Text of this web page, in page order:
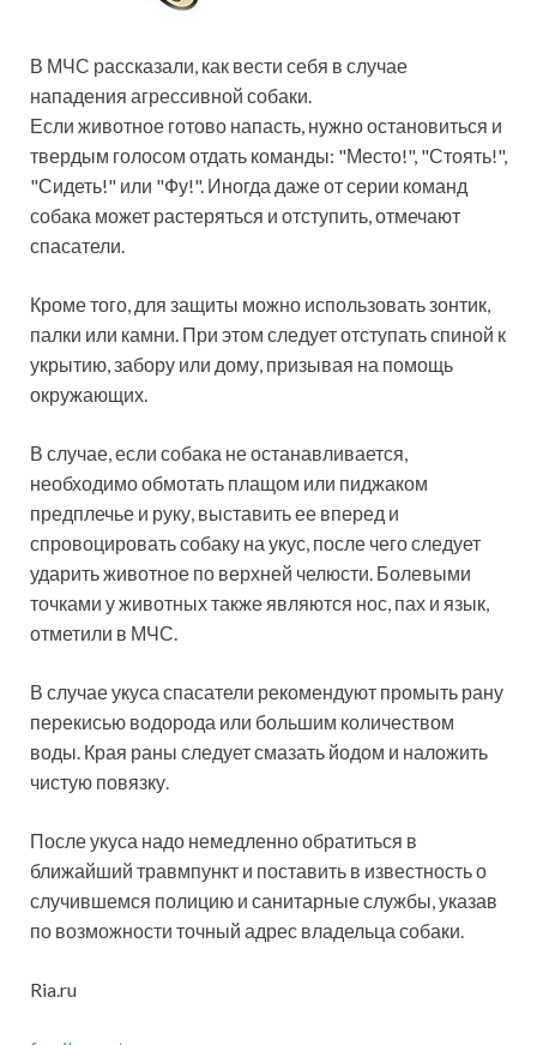
В МЧС рассказали, как вести себя в случае
нападения агрессивной собаки.
Если животное готово напасть, нужно остановиться и
твердым голосом отдать команды: "Место!", "Стоять!",
"Сидеть!" или "Фу!". Иногда даже отсерии команд
собака может растеряться и отступить, отмечают
спасатели.
Кроме того, для защиты можно использовать зонтик,
палки или камни. При этом следует отступать спиной к
укрытию, забору или дому, призывая на помощь
окружающих.
В случае, если собака не останавливается,
необходимо обмотать плащом или пиджаком
предплечье и руку, выставить ее вперед и
спровоцировать собаку на укус, после чего следует
ударить животное по верхней челюсти. Болевыми
точками у животных также являются нос, пах и язык,
отметили в МЧС.
В случае укуса спасатели рекомендуют промыть рану
перекисью водорода или большим количеством
воды. Края раны следует смазать йодом и наложить
чистую повязку.
После укуса надо немедленно обратиться в
ближайший травмпункт и поставить в известность о
случившемся полицию и санитарные службы, указав
по возможности точный адрес владельца собаки.
Ria.ru